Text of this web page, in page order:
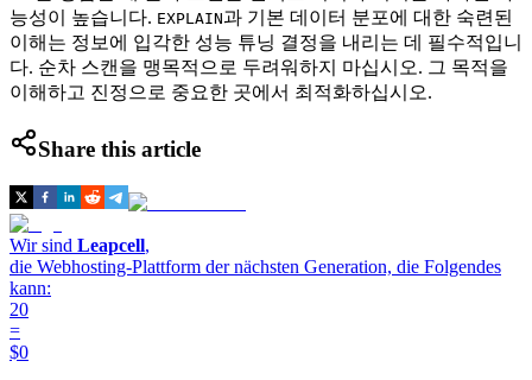
능성이 높습니다. EXPLAIN과 기본 데이터 분포에 대한 숙련된
이해는 정보에 입각한 성능 튜닝 결정을 내리는 데 필수적입니
다. 순차 스캔을 맹목적으로 두려워하지 마십시오. 그 목적을
이해하고 진정으로 중요한 곳에서 최적화하십시오.
Share this article
Wir sind Leapcell,
die Webhosting-Plattform der nächsten Generation, die Folgendes
kann:
20
=
$0